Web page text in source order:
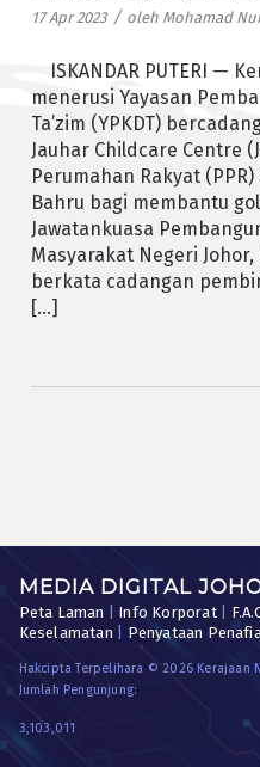
17 Apr 2023 / oleh Mohamad
ISKANDAR PUTERI —
menerusi Yayasan
Ta’zim (YPKDT)
Jauhar Childcare Centre
Perumahan Rakyat
Bahru bagi membantu
Jawatankuasa
Masyarakat Negeri
berkata cadangan
[…]
MEDIA DIGITAL
Peta Laman Info Korporat|
Keselamatan
Penyataan
Hakcipta Terpelihara © 2026 Kerajaan
Jumlah Pengunjung:
3,103,011